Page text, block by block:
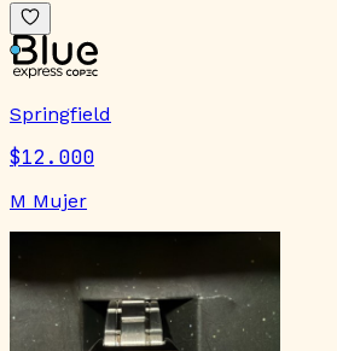
Springfield
$12.000
M Mujer